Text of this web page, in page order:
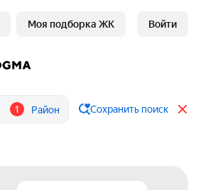
Моя подборка ЖК Войти
1 Район Сохранить поиск